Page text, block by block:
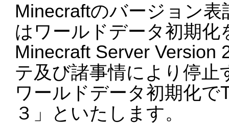
Minecraftのバージョン
はワールドデータ初期化
Minecraft Server Version
テ及び諸事情により停
ワールドデータ初期化で
３」といたします。